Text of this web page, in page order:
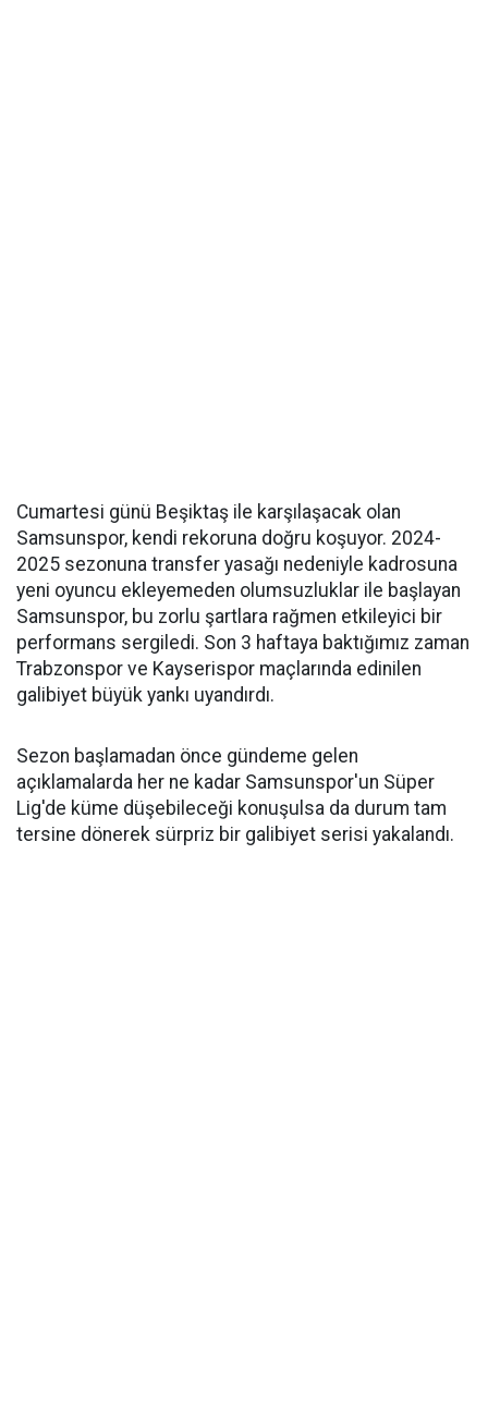
Cumartesi günü Beşiktaş ile karşılaşacak olan
Samsunspor, kendi rekoruna doğru koşuyor. 2024-
2025 sezonuna transfer yasağı nedeniyle kadrosuna
yeni oyuncu ekleyemeden olumsuzluklar ile başlayan
Samsunspor, bu zorlu şartlara rağmen etkileyici bir
performans sergiledi. Son 3 haftaya baktığımız zaman
Trabzonspor ve Kayserispor maçlarında edinilen
galibiyet büyük yankı uyandırdı.
Sezon başlamadan önce gündeme gelen
açıklamalarda her ne kadar Samsunspor'un Süper
Lig'de küme düşebileceği konuşulsa da durum tam
tersine dönerek sürpriz bir galibiyet serisi yakalandı.